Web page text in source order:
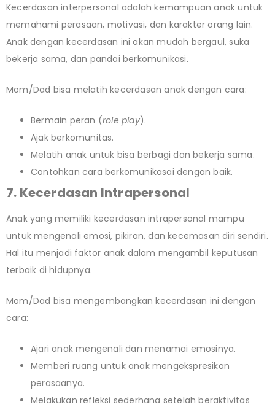
Kecerdasan interpersonal adalah kemampuan anak untuk
memahami perasaan, motivasi, dan karakter orang lain.
Anak dengan kecerdasan ini akan mudah bergaul, suka
bekerja sama, dan pandai berkomunikasi.
Mom/Dad bisa melatih kecerdasan anak dengan cara:
Bermain peran (role play).
Ajak berkomunitas.
Melatih anak untuk bisa berbagi dan bekerja sama.
Contohkan cara berkomunikasai dengan baik.
7. Kecerdasan Intrapersonal
Anak yang memiliki kecerdasan intrapersonal mampu
untuk mengenali emosi, pikiran, dan kecemasan diri sendiri.
Hal itu menjadi faktor anak dalam mengambil keputusan
terbaik di hidupnya.
Mom/Dad bisa mengembangkan kecerdasan ini dengan
cara:
Ajari anak mengenali dan menamai emosinya.
Memberi ruang untuk anak mengekspresikan
perasaanya.
Melakukan refleksi sederhana setelah beraktivitas